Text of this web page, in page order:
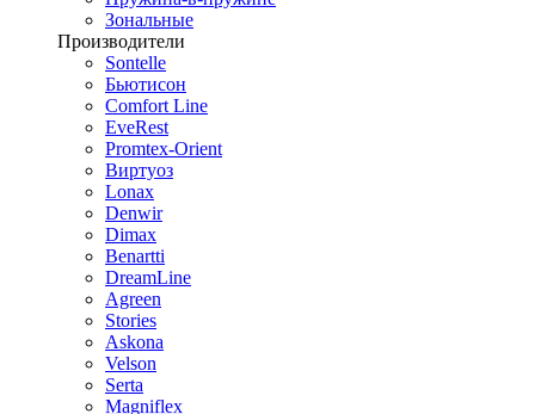
Зональные
Производители
Sontelle
Бьютисон
Comfort Line
EveRest
Promtex-Orient
Виртуоз
Lonax
Denwir
Dimax
Benartti
DreamLine
Agreen
Stories
Askona
Velson
Serta
Magniflex